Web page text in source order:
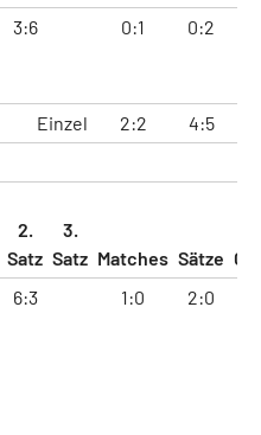
3:6 0:1 0:2
Einzel 2:2 4:5
2.
Satz
3.
Satz Matches Sätze
6:3 1:0 2:0